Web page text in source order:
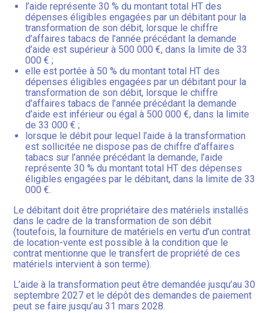
l’aide représente 30 % du montant total HT des
dépenses éligibles engagées par un débitant pour la
transformation de son débit, lorsque le chiffre
d’affaires tabacs de l’année précédant la demande
d’aide est supérieur à 500 000 €, dans la limite de 33
000 € ;
elle est portée à 50 % du montant total HT des
dépenses éligibles engagées par un débitant pour la
transformation de son débit, lorsque le chiffre
d’affaires tabacs de l’année précédant la demande
d’aide est inférieur ou égal à 500 000 €, dans la limite
de 33 000 € ;
lorsque le débit pour lequel l’aide à la transformation
est sollicitée ne dispose pas de chiffre d’affaires
tabacs sur l’année précédant la demande, l’aide
représente 30 % du montant total HT des dépenses
éligibles engagées par le débitant, dans la limite de 33
000 €.
Le débitant doit être propriétaire des matériels installés
dans le cadre de la transformation de son débit
(toutefois, la fourniture de matériels en vertu d’un contrat
de location-vente est possible à la condition que le
contrat mentionne que le transfert de propriété de ces
matériels intervient à son terme).
L’aide à la transformation peut être demandée jusqu’au 30
septembre 2027 et le dépôt des demandes de paiement
peut se faire jusqu’au 31 mars 2028.